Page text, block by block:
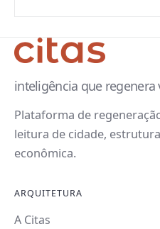
inteligência que regenera
Plataforma de
leitura de cidade,
econômica.
ARQUITETURA
A Citas